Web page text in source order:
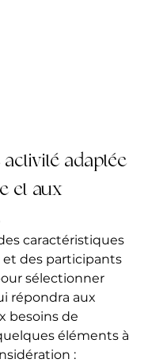
adaptée
et aux
caractéristiques
des participants
sélectionner
répondra aux
besoins de
éléments à
: